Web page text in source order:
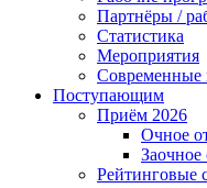
Партнёры /
Статистика
Мероприятия
Современные
Поступающим
Приём 2026
Очное
Заочное
Рейтинговые